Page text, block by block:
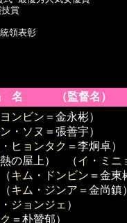
賞
領表彰
名 （監督名）
ンビン ＝金永彬）
・ソヌ ＝張善宇）
ヒョンタク ＝李炯卓）
熱の屋上） （イ・ミニ
キム・ドンビン ＝金東
キム・ジンア ＝金尚鎮
ジョンジェ ）
＝朴贊郁）